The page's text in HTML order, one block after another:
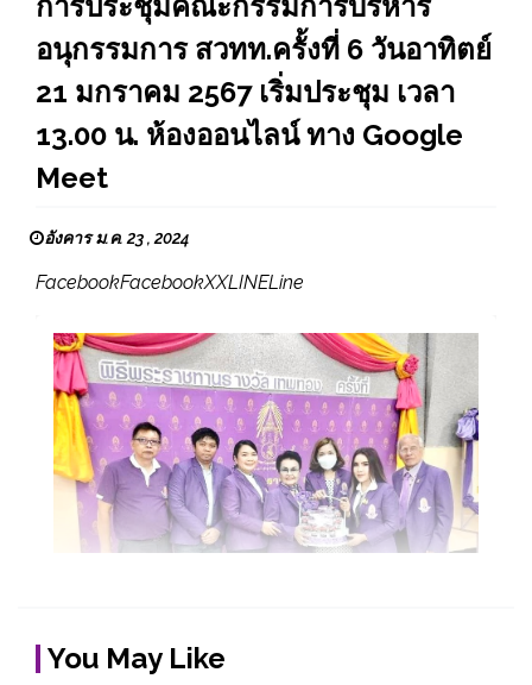
อนุกรรมการ สวทท.ครั้งที่ 6 วันอาทิตย์
21 มกราคม 2567 เริ่มประชุม เวลา
13.00 น. ห้องออนไลน์ ทาง Google
Meet
อังคาร ม.ค. 23 , 2024
FacebookFacebookXXLINELine
You May Like